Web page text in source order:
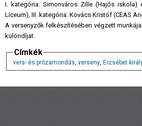
I. kategória: Simonváros Zille (Hajós iskola)
Líceum), III. kategória: Kovács Kristóf (CEAS
A versenyzők felkészítésében végzett
különdíjat.
Címkék
vers- és prózamondás, verseny, Erzsébet